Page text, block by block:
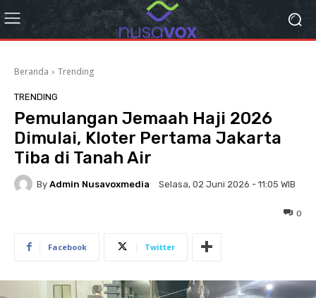
Beranda Trending
TRENDING
Pemulangan Jemaah Haji 2026
Dimulai, Kloter Pertama Jakarta
Tiba di Tanah Air
By Admin Nusavoxmedia Selasa, 02 Juni 2026 - 11:05 WIB
0
Facebook Twitter